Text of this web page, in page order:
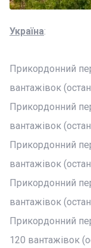
Україна:
Прикордонний
вантажівок
Прикордонний
вантажівок
Прикордонний
вантажівок
Прикордонний
вантажівок
Прикордонний
120 вантажівок